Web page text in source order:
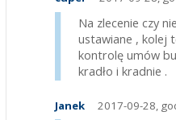
Na zlecenie czy
ustawiane , kolej
kontrolę umów
kradło i kradnie .
Janek 2017-09-28,